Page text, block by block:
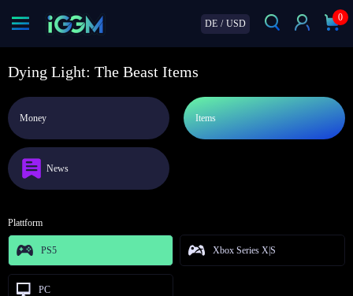
DE / USD
0
Dying Light: The Beast Items
Money Items
News
Plattform
PS5 Xbox Series X|S
PC